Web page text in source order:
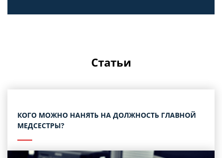
Статьи
КОГО МОЖНО НАНЯТЬ НА ДОЛЖНОСТЬ ГЛАВНОЙ
МЕДСЕСТРЫ?